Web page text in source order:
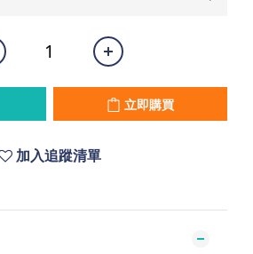
立即購買
加入追蹤清單